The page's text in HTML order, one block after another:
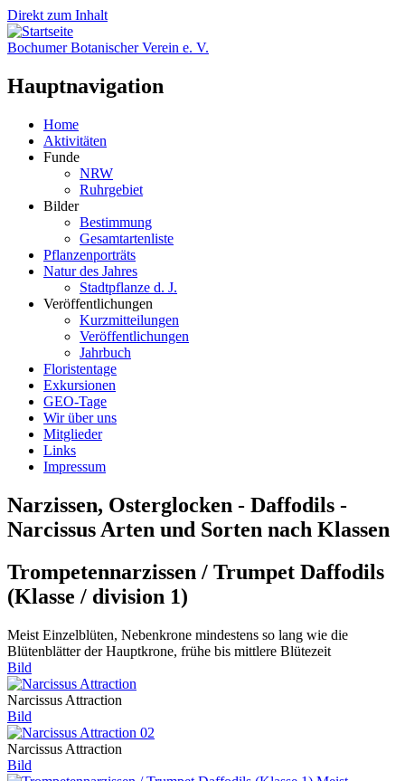
Direkt zum Inhalt
Bochumer Botanischer Verein e. V.
Hauptnavigation
Home
Aktivitäten
Funde
NRW
Ruhrgebiet
Bilder
Bestimmung
Gesamtartenliste
Pflanzenporträts
Natur des Jahres
Stadtpflanze d. J.
Veröffentlichungen
Kurzmitteilungen
Veröffentlichungen
Jahrbuch
Floristentage
Exkursionen
GEO-Tage
Wir über uns
Mitglieder
Links
Impressum
Narzissen, Osterglocken - Daffodils -
Narcissus Arten und Sorten nach Klassen
Trompetennarzissen / Trumpet Daffodils
(Klasse / division 1)
Meist Einzelblüten, Nebenkrone mindestens so lang wie die
Blütenblätter der Hauptkrone, frühe bis mittlere Blütezeit
Bild
Narcissus Attraction
Bild
Narcissus Attraction
Bild